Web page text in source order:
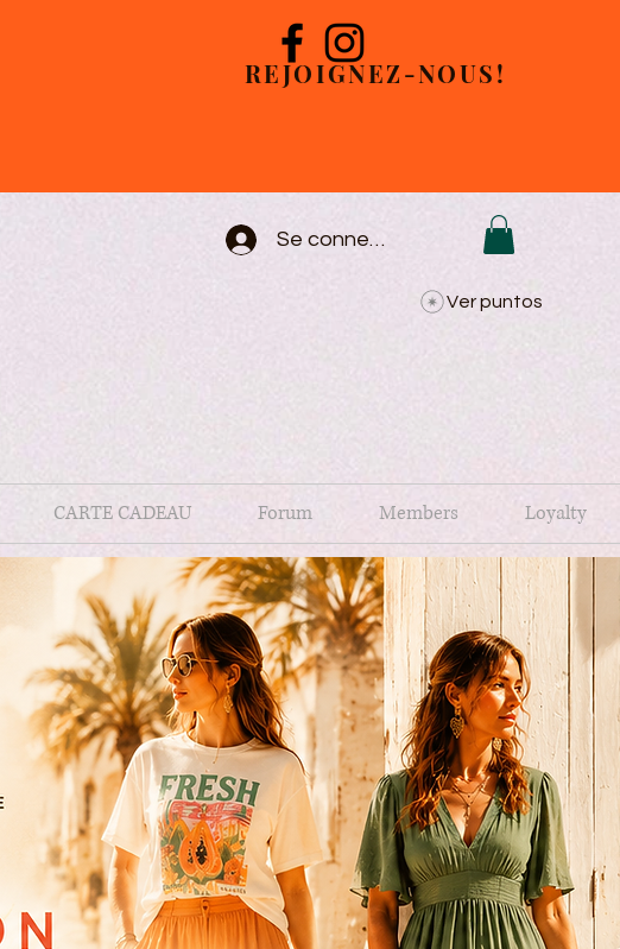
REJOIGNEZ-NOUS!
Se connecter
Ver puntos
CARTE CADEAU Forum Members Loyalty